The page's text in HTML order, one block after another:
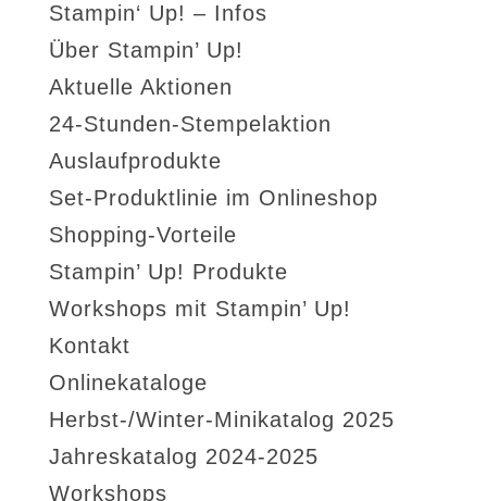
Stampin‘ Up! – Infos
Über Stampin’ Up!
Aktuelle Aktionen
24-Stunden-Stempelaktion
Auslaufprodukte
Set-Produktlinie im Onlineshop
Shopping-Vorteile
Stampin’ Up! Produkte
Workshops mit Stampin’ Up!
Kontakt
Onlinekataloge
Herbst-/Winter-Minikatalog 2025
Jahreskatalog 2024-2025
Workshops